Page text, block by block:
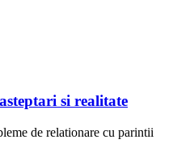
si realitate
de relationare cu parintii